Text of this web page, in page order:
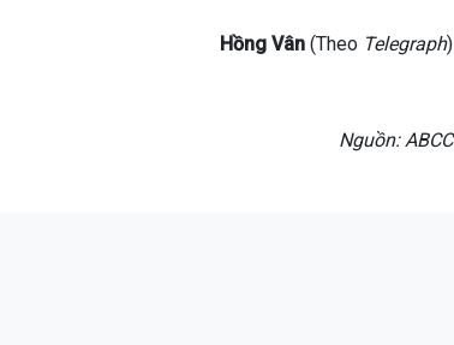
Hồng Vân (Theo Telegraph)
Nguồn:ABCC